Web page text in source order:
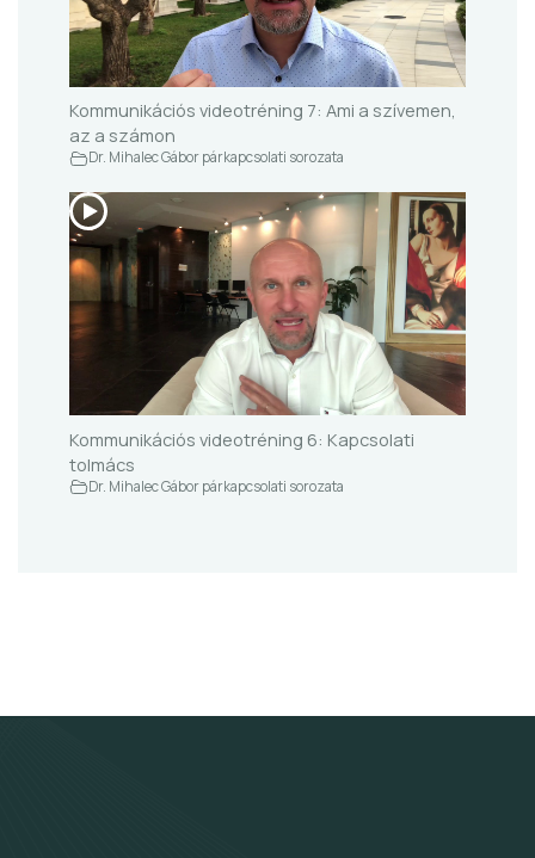
Kommunikációs videotréning 7: Ami a szívemen,
az a számon
Dr. Mihalec Gábor párkapcsolati sorozata
Kommunikációs videotréning 6: Kapcsolati
tolmács
Dr. Mihalec Gábor párkapcsolati sorozata